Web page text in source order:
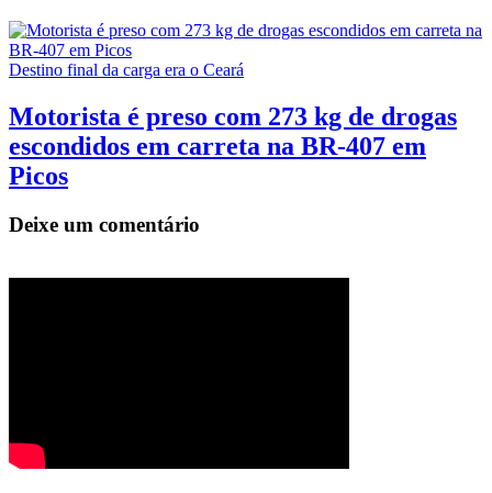
Destino final da carga era o Ceará
Motorista é preso com 273 kg de drogas
escondidos em carreta na BR-407 em
Picos
Deixe um comentário